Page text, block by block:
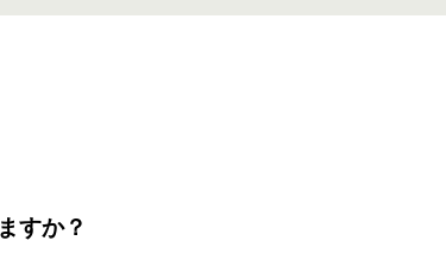
すか？